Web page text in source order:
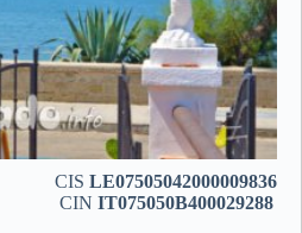
CIS LE07505042000009836
CIN IT075050B400029288